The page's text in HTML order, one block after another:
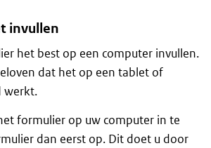
invullen
het best op een computer invullen.
dat het op een tablet of
werkt.
formulier op uw computer in te
dan eerst op. Dit doet u door